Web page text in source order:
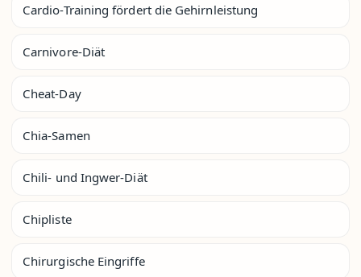
Cardio-Training fördert die Gehirnleistung
Carnivore-Diät
Cheat-Day
Chia-Samen
Chili- und Ingwer-Diät
Chipliste
Chirurgische Eingriffe